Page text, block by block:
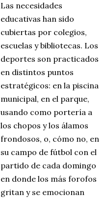
Las necesidades
educativas han sido
cubiertas por colegios,
escuelas y bibliotecas. Los
deportes son practicados
en distintos puntos
estratégicos: en la piscina
municipal, en el parque,
usando como portería a
los chopos y los álamos
frondosos, o, cómo no, en
su campo de fútbol con el
partido de cada domingo
en donde los más forofos
gritan y se emocionan